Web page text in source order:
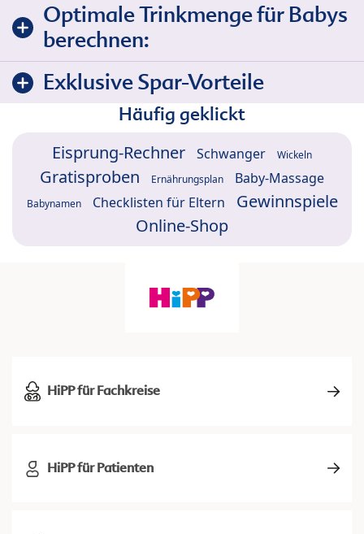
Optimale Trinkmenge für Babys
berechnen:
Exklusive Spar-Vorteile
Häufig geklickt
Eisprung-Rechner Schwanger Wickeln
Gratisproben Ernährungsplan Baby-Massage
Babynamen Checklisten für Eltern
Gewinnspiele
Online-Shop
HiPP für Fachkreise
HiPP für Patienten